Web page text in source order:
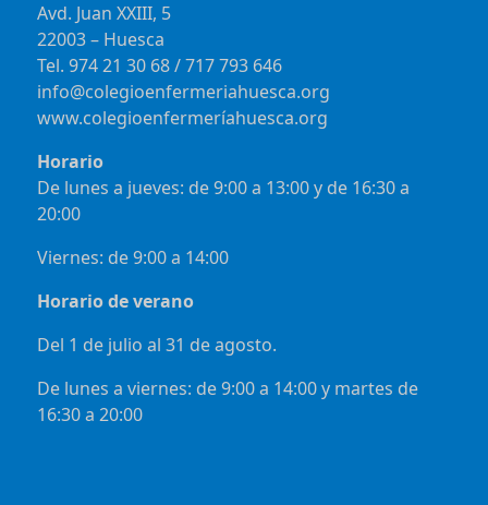
Avd. Juan XXIII, 5
22003 – Huesca
Tel. 974 21 30 68 / 717 793 646
info@colegioenfermeriahuesca.org
www.colegioenfermeríahuesca.org
Horario
De lunes a jueves: de 9:00 a 13:00 y de 16:30 a
20:00
Viernes: de 9:00 a 14:00
Horario de verano
Del 1 de julio al 31 de agosto.
De lunes a viernes: de 9:00 a 14:00 y martes de
16:30 a 20:00